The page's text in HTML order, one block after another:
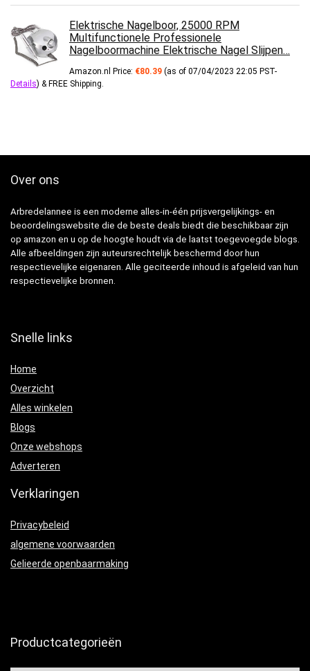
Elektrische Nagelboor, 25000 RPM
Multifunctionele Professionele
Nagelboormachine Elektrische Nagel Slijpen…
Amazon.nl Price: €80.39 (as of 07/04/2023 22:05 PST-
Details) & FREE Shipping.
Over ons
Arbredelannee is een moderne alles-in-één prijsvergelijkings- en
beoordelingswebsite die de beste deals biedt die beschikbaar zijn
op amazon en u op de hoogte houdt via de laatst toegevoegde blogs.
Alle afbeeldingen zijn auteursrechtelijk beschermd door hun
respectievelijke eigenaren. Alle geciteerde inhoud is afgeleid van hun
respectievelijke bronnen.
Snelle links
Home
Overzicht
Alles winkelen
Blogs
Onze webshops
Adverteren
Verklaringen
Privacybeleid
algemene voorwaarden
Gelieerde openbaarmaking
Productcategorieën